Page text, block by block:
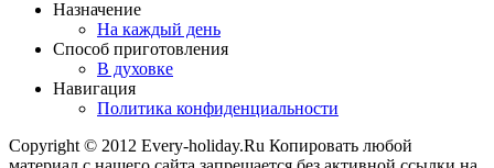
Назначение
На каждый день
Способ приготовления
В духовке
Навигация
Политика конфиденциальности
Copyright © 2012 Every-holiday.Ru Копировать любой